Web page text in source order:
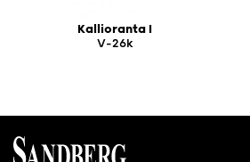
Kallioranta I
V-26k